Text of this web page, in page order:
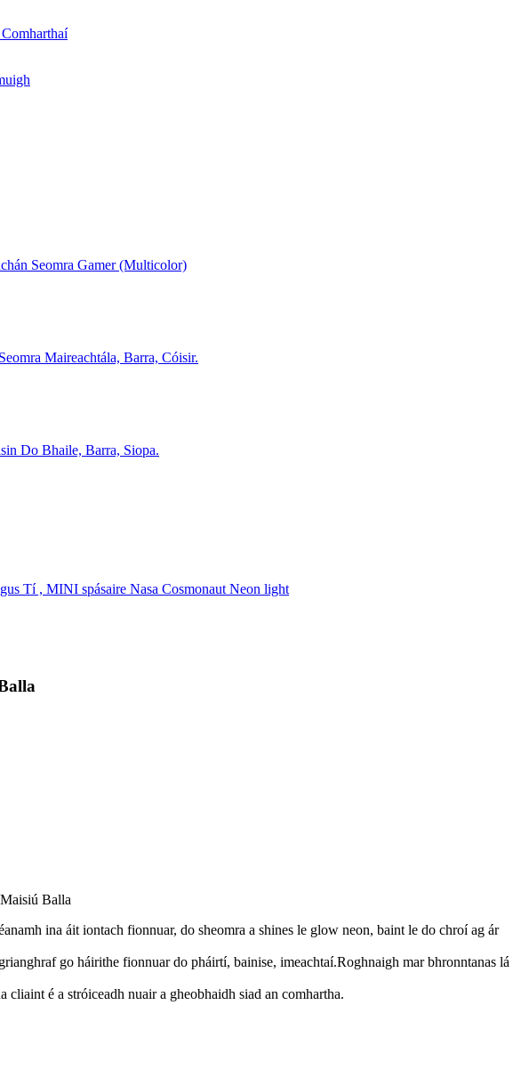
Balla
ina áit iontach fionnuar, do sheomra a shines le glow neon, baint le do chroí ag ár
go háirithe fionnuar do pháirtí, bainise, imeachtaí.Roghnaigh mar bhronntanas lá
cliaint é a stróiceadh nuair a gheobhaidh siad an comhartha.